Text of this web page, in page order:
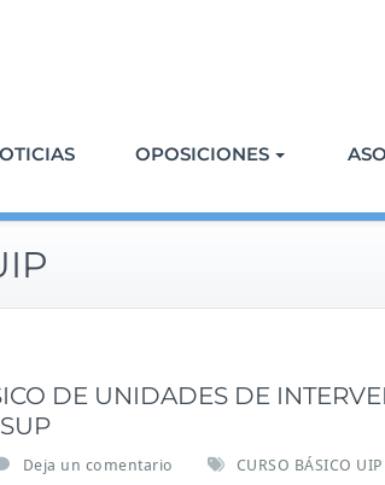
OPOSICIONES
DE UNIDADES DE
Deja un comentario CURSO BÁSICO UIP